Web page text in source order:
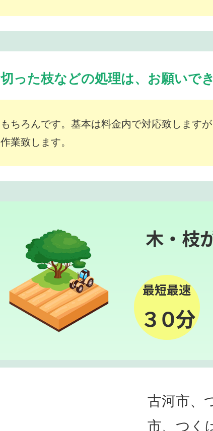
切った枝などの処理は、お願いで
もちろんです。基本は料金内で対応致します
作業致します。
木・枝
最短最速
３０分
古河市、
市、つく